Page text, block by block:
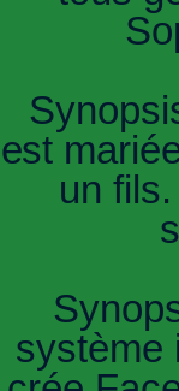
est
un
système